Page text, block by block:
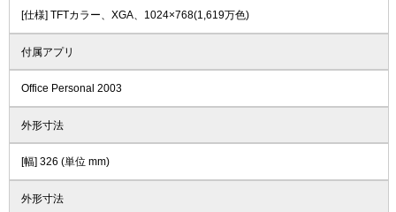
[仕様] TFTカラー、XGA、1024×768(1,619万色)
付属アプリ
Office Personal 2003
外形寸法
[幅] 326 (単位 mm)
外形寸法